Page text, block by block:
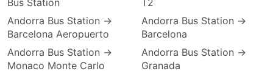
Bus Station
Andorra Bus Station →
Barcelona Aeropuerto
Andorra Bus Station →
Monaco Monte Carlo
T2
Andorra Bus Station →
Barcelona
Andorra Bus Station →
Granada